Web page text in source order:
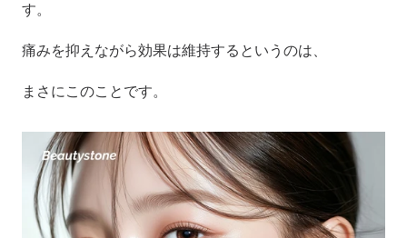
す。
痛みを抑えながら効果は維持するというのは、
まさにこのことです。